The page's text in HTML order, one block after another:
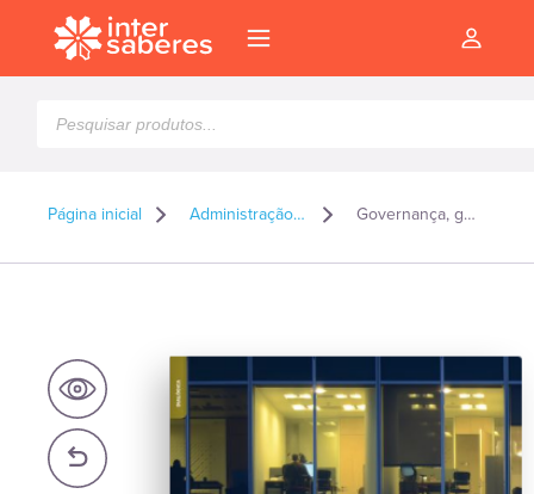
produtos
Página inicial Administração e Gestão Governança, gestão responsável e ética nos negócios